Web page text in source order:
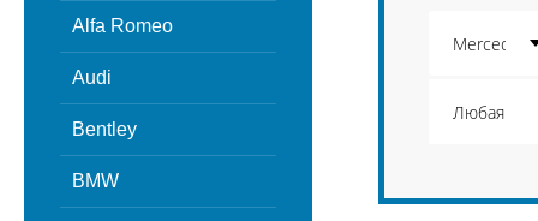
Alfa Romeo
Audi
Bentley
BMW